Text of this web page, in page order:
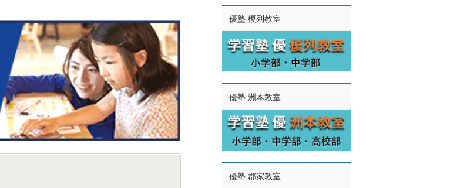
優塾 榎列教室
優塾 洲本教室
優塾 郡家教室